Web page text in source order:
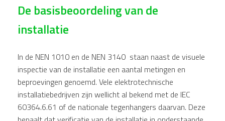
De basisbeoordeling van de
installatie
In de NEN 1010 en de NEN 3140 staan naast de visuele
inspectie van de installatie een aantal metingen en
beproevingen genoemd. Vele elektrotechnische
installatiebedrijven zijn wellicht al bekend met de IEC
60364.6.61 of de nationale tegenhangers daarvan. Deze